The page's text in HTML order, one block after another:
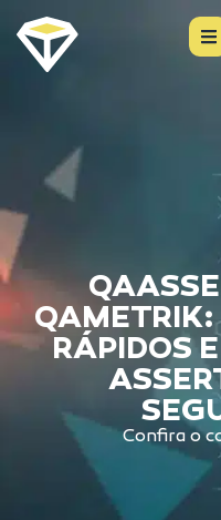
QAMETRIK:
RÁPIDOS
Confira o